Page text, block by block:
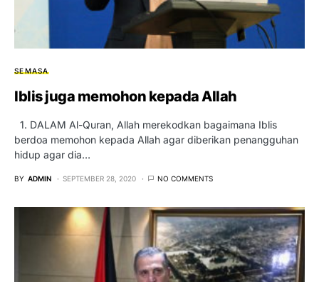
SEMASA
Iblis juga memohon kepada Allah
1. DALAM Al-Quran, Allah merekodkan bagaimana Iblis
berdoa memohon kepada Allah agar diberikan penangguhan
hidup agar dia…
BY ADMIN SEPTEMBER 28, 2020 NO COMMENTS